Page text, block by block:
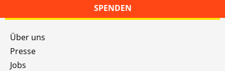
SPENDEN
Über uns
Presse
Jobs